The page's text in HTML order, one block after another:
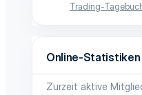
Trading-
Online-Statistiken
Zurzeit aktive